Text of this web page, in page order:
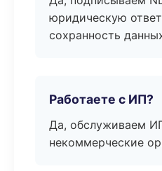
юридическую
сохранность
Работаете с ИП?
Да, обслуживаем
некоммерческие